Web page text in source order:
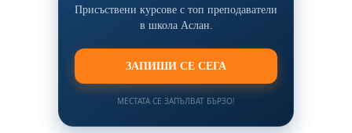
Присъствени курсове с топ преподаватели
в школа Аслан.
ЗАПИШИ СЕ СЕГА
МЕСТАТА СЕ ЗАПЪЛВАТ БЪРЗО!